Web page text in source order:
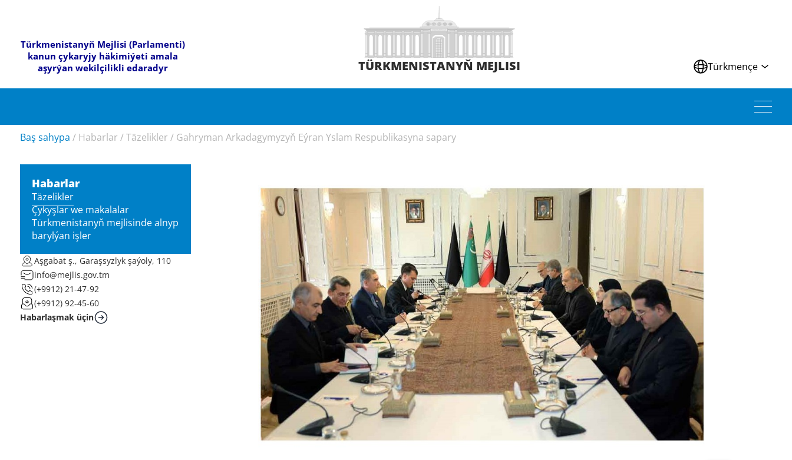
Türkmenistanyň Mejlisi (Parlamenti)
kanun çykaryjy häkimiýeti amala
aşyrýan wekilçilikli edaradyr
TÜRKMENISTANYŇ MEJLISI Türkmençe
Baş sahypa / Habarlar /Täzelikler / Gahryman Arkadagymyzyň Eýran Yslam Respublikasyna sapary
Habarlar
Täzelikler
Çykyşlar we makalalar
Türkmenistanyň mejlisinde alnyp
barylýan işler
Aşgabat ş., Garaşsyzlyk şaýoly, 110
info@mejlis.gov.tm
(+9912) 21-47-92
(+9912) 92-45-60
Habarlaşmak üçin